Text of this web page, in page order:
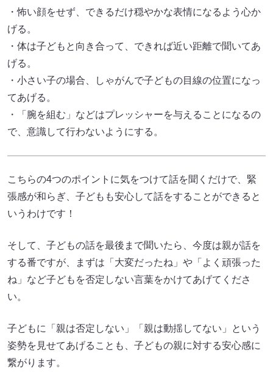
・怖い顔をせず、できるだけ穏やかな表情になるよう心か
げる。
・体は子どもと向き合って、できれば近い距離で聞いてあ
げる。
・小さい子の場合、しゃがんで子どもの目線の位置になっ
てあげる。
・「腕を組む」などはプレッシャーを与えることになるの
で、意識して行わないようにする。
こちらの4つのポイントに気をつけて話を聞くだけで、緊
張感が和らぎ、子どもも安心して話をすることができると
いうわけです！
そして、子どもの話を最後まで聞いたら、今度は親が話を
する番ですが、まずは「大変だったね」や「よく頑張った
ね」など子どもを否定しない言葉をかけてあげてくださ
い。
子どもに「親は否定しない」「親は動揺してない」という
姿勢を見せてあげることも、子どもの親に対する安心感に
繋がります。